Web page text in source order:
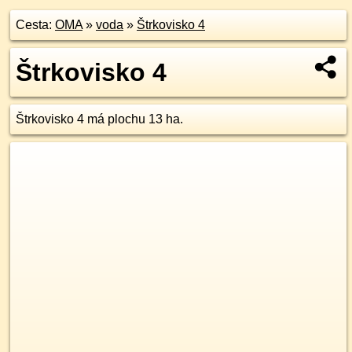
Cesta: OMA» voda » Štrkovisko 4
Štrkovisko 4
Štrkovisko 4 má plochu 13 ha.